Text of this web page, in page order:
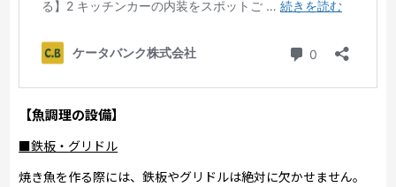
【魚調理の設備】
■鉄板・グリドル
焼き魚を作る際には、鉄板やグリドルは絶対に欠かせません。